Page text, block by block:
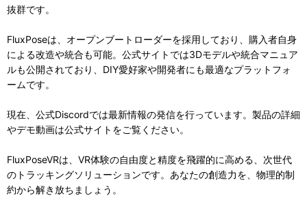
抜群です。
FluxPoseは、オープンブートローダーを採用しており、購入者自身
による改造や統合も可能。公式サイトでは3Dモデルや統合マニュア
ルも公開されており、DIY愛好家や開発者にも最適なプラットフォ
ームです。
現在、公式Discordでは最新情報の発信を行っています。製品の詳細
やデモ動画は公式サイトをご覧ください。
FluxPoseVRは、VR体験の自由度と精度を飛躍的に高める、次世代
のトラッキングソリューションです。あなたの創造力を、物理的制
約から解き放ちましょう。